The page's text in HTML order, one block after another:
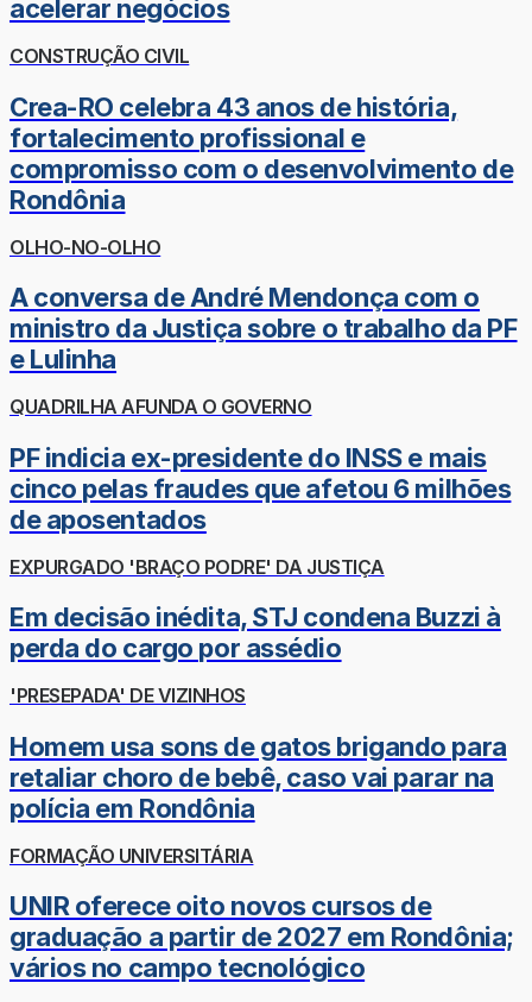
acelerar negócios
CONSTRUÇÃO CIVIL
Crea-RO celebra 43 anos de história,
fortalecimento profissional e
compromisso com o desenvolvimento de
Rondônia
OLHO-NO-OLHO
A conversa de André Mendonça com o
ministro da Justiça sobre o trabalho da PF
e Lulinha
QUADRILHA AFUNDA O GOVERNO
PF indicia ex-presidente do INSS e mais
cinco pelas fraudes que afetou 6 milhões
de aposentados
EXPURGADO 'BRAÇO PODRE' DA JUSTIÇA
Em decisão inédita, STJ condena Buzzi à
perda do cargo por assédio
'PRESEPADA' DE VIZINHOS
Homem usa sons de gatos brigando para
retaliar choro de bebê, caso vai parar na
polícia em Rondônia
FORMAÇÃO UNIVERSITÁRIA
UNIR oferece oito novos cursos de
graduação a partir de 2027 em Rondônia;
vários no campo tecnológico